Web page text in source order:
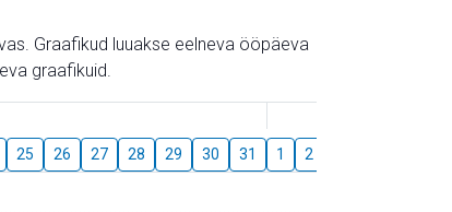
Graafikud luuakse eelneva ööpäeva
graafikuid.
25 26 27 28 29 30 31 1 2